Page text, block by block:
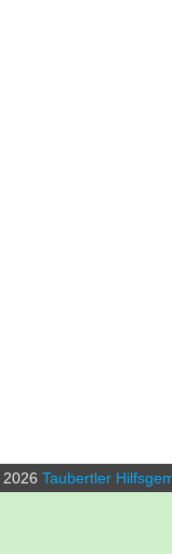
2026 Taubertler